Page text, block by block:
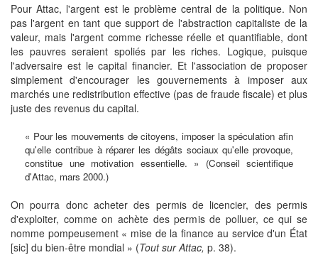
Pour Attac, l'argent est le problème central de la politique. Non
pas l'argent en tant que support de l'abstraction capitaliste de la
valeur, mais l'argent comme richesse réelle et quantifiable, dont
les pauvres seraient spoliés par les riches. Logique, puisque
l'adversaire est le capital financier. Et l'association de proposer
simplement d'encourager les gouvernements à imposer aux
marchés une redistribution effective (pas de fraude fiscale) et plus
juste des revenus du capital.
« Pour les mouvements de citoyens, imposer la spéculation afin
qu'elle contribue à réparer les dégâts sociaux qu'elle provoque,
constitue une motivation essentielle. » (Conseil scientifique
d'Attac, mars 2000.)
On pourra donc acheter des permis de licencier, des permis
d'exploiter, comme on achète des permis de polluer, ce qui se
nomme pompeusement « mise de la finance au service d'un État
[sic] du bien-être mondial » (Tout sur Attac, p. 38).